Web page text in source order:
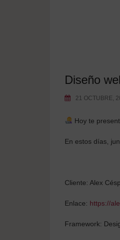
Diseño
21 OCTUBRE,
Hoy te
En estos días,
Cliente: Alex
Enlace: https://
Framework: